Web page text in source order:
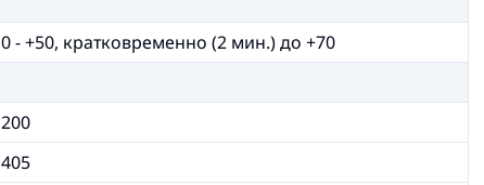
0 - +50, кратковременно (2 мин.) до +70
200
405